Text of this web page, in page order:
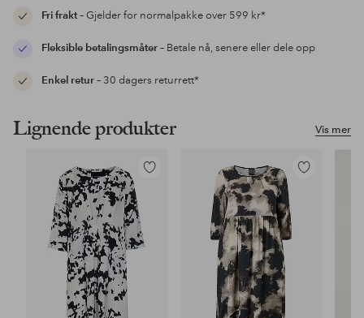
Fri frakt– Gjelder for normalpakke over 599 kr*
Fleksible betalingsmåter– Betale nå, senere eller dele opp
Enkel retur– 30 dagers returrett*
Vis mer
Lignende produkter
Legg
favoritter
Legg